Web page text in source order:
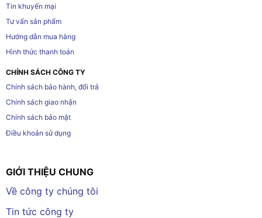
Tin khuyến mại
Tư vấn sản phẩm
Hướng dẫn mua hàng
Hình thức thanh toán
CHÍNH SÁCH CÔNG TY
Chính sách bảo hành, đổi trả
Chính sách giao nhận
Chính sách bảo mật
Điều khoản sử dụng
GIỚI THIỆU CHUNG
Về công ty chúng tôi
Tin tức công ty